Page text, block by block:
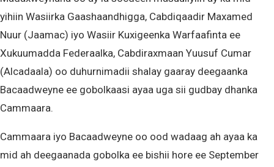
yihiin Wasiirka Gaashaandhigga, Cabdiqaadir Maxamed
Nuur (Jaamac) iyo Wasiir Kuxigeenka Warfaafinta ee
Xukuumadda Federaalka, Cabdiraxmaan Yuusuf Cumar
(Alcadaala) oo duhurnimadii shalay gaaray deegaanka
Bacaadweyne ee gobolkaasi ayaa uga sii gudbay dhanka
Cammaara.
Cammaara iyo Bacaadweyne oo ood wadaag ah ayaa ka
mid ah deegaanada gobolka ee bishii hore ee September